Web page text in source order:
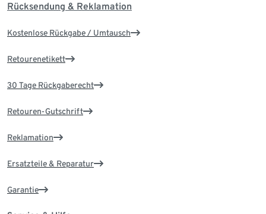
Rücksendung & Reklamation
Kostenlose Rückgabe / Umtausch
Retourenetikett
30 Tage Rückgaberecht
Retouren-Gutschrift
Reklamation
Ersatzteile & Reparatur
Garantie